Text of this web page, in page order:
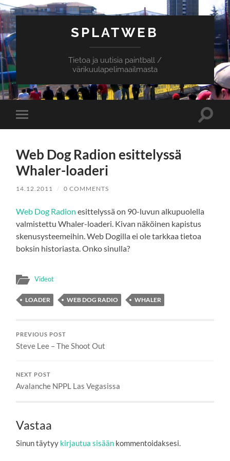
SPLATWEB
Tietoa ja uutisia paintball /
värikuulapelimaailmasta
Toggle
mobile
Toggle
Web Dog Radion esittelyssä
Whaler-loaderi
14.12.2011 / 0 COMMENTS
Web Dog Radion esittelyssä on 90-luvun alkupuolella
valmistettu Whaler-loaderi. Kivan näköinen kapistus
skenusysteemeihin. Web Dogilla ei ole tarkkaa tietoa
boksin historiasta. Onko sinulla?
Videot
LOADER WEB DOG RADIO WHALER
PREVIOUS POST
Steve Lee – The Shoot Out
NEXT POST
Avalanche NPPL Las Vegasissa
Vastaa
Sinun täytyy kirjautua sisään kommentoidaksesi.